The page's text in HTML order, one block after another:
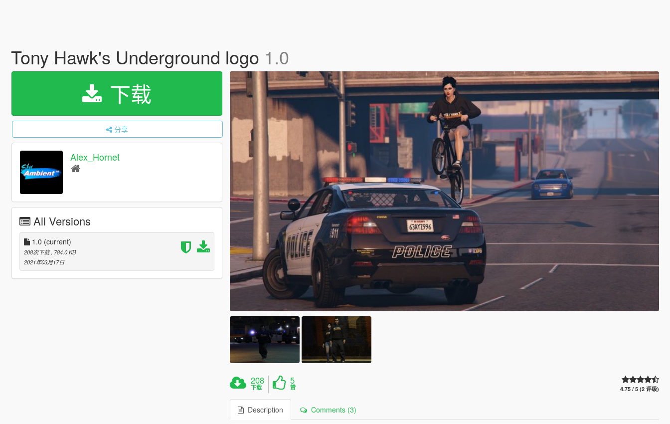
Tony Hawk's Underground logo 1.0
下载
分享
Alex_Hornet
All Versions
1.0 (current)
208次下载 , 784.0 KB
2021年03月17日
208
下载
5
赞 4.75 / 5 (2 评级)
Description Comments (3)